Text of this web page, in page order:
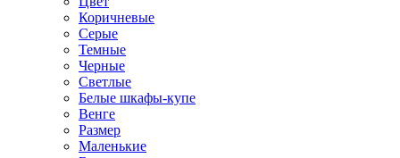
Коричневые
Серые
Темные
Черные
Светлые
Белые шкафы-купе
Венге
Размер
Маленькие